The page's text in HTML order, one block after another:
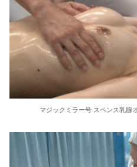
マジックミラー号 スペンス乳腺